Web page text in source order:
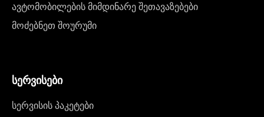
ავტომობილების მიმდინარე შეთავაზებები
მოძებნეთ შოურუმი
სერვისები
სერვისის პაკეტები